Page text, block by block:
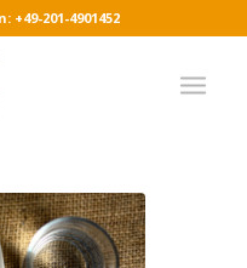
201-4901452